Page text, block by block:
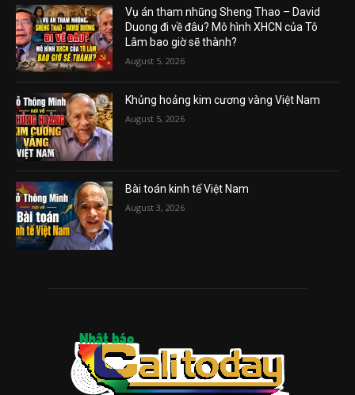
Vụ án tham nhũng Sheng Thao – David
Duong đi về đâu? Mô hình XHCN của Tô
Lâm bao giờ sẽ thành?
August 5, 2026
Khủng hoảng kim cương vàng Việt Nam
August 5, 2026
Bài toán kinh tế Việt Nam
August 3, 2026